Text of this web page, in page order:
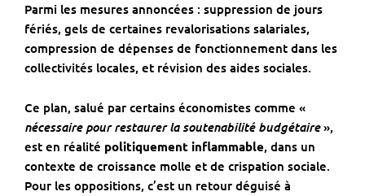
Parmi les mesures annoncées : suppression de jours
fériés, gels de certaines revalorisations salariales,
compression de dépenses de fonctionnement dans les
collectivités locales, et révision des aides sociales.
Ce plan, salué par certains économistes comme «
nécessaire pour restaurer la soutenabilité budgétaire»,
est en réalité politiquement inflammable, dans un
contexte de croissance molle et de crispation sociale.
Pour les oppositions, c’est un retour déguisé à